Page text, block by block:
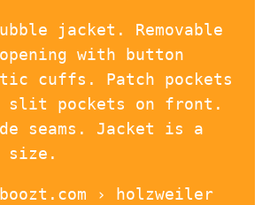
jacket. Removable
with button
cuffs. Patch pockets
slit pockets on front.
seams. Jacket is a
› holzweiler